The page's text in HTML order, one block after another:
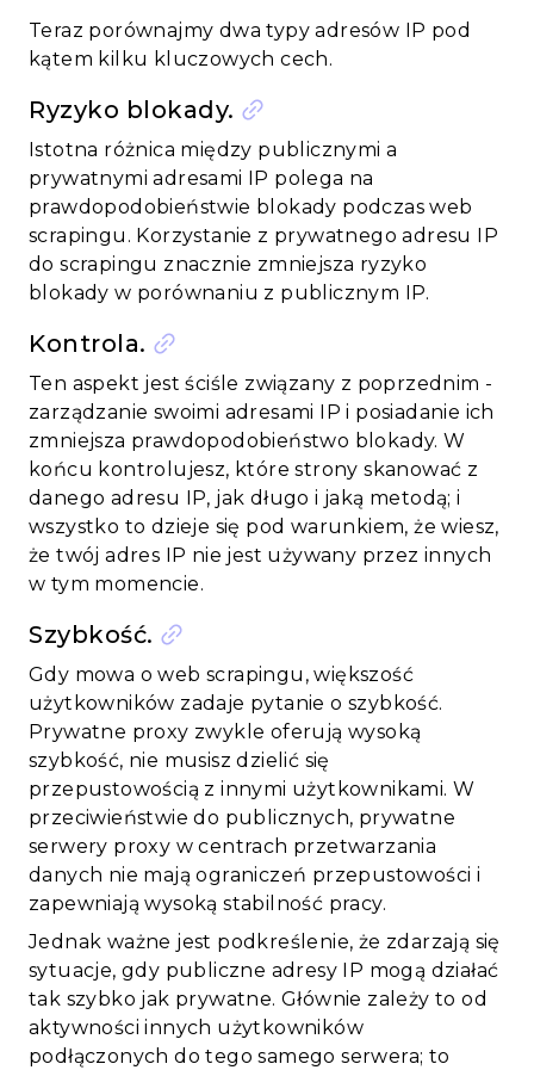
Teraz porównajmy dwa typy adresów IP pod
kątem kilku kluczowych cech.
Ryzyko blokady.
Istotna różnica między publicznymi a
prywatnymi adresami IP polega na
prawdopodobieństwie blokady podczas web
scrapingu. Korzystanie z prywatnego adresu IP
do scrapingu znacznie zmniejsza ryzyko
blokady w porównaniu z publicznym IP.
Kontrola.
Ten aspekt jest ściśle związany z poprzednim -
zarządzanie swoimi adresami IP i posiadanie ich
zmniejsza prawdopodobieństwo blokady. W
końcu kontrolujesz, które strony skanować z
danego adresu IP, jak długo i jaką metodą; i
wszystko to dzieje się pod warunkiem, że wiesz,
że twój adres IP nie jest używany przez innych
w tym momencie.
Szybkość.
Gdy mowa o web scrapingu, większość
użytkowników zadaje pytanie o szybkość.
Prywatne proxy zwykle oferują wysoką
szybkość, nie musisz dzielić się
przepustowością z innymi użytkownikami. W
przeciwieństwie do publicznych, prywatne
serwery proxy w centrach przetwarzania
danych nie mają ograniczeń przepustowości i
zapewniają wysoką stabilność pracy.
Jednak ważne jest podkreślenie, że zdarzają się
sytuacje, gdy publiczne adresy IP mogą działać
tak szybko jak prywatne. Głównie zależy to od
aktywności innych użytkowników
podłączonych do tego samego serwera; to